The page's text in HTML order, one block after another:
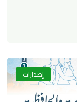
إصدارات